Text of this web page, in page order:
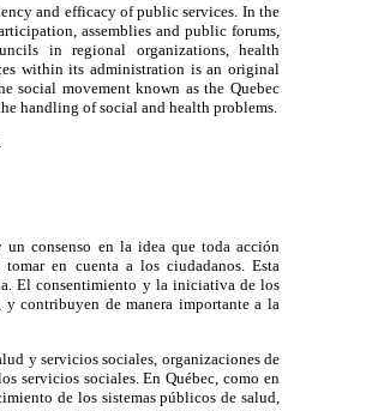
and efficacy of public services. In the
assemblies and public forums,
in regional organizations, health
within its administration is an original
social movement known as the Quebec
handling of social and health problems.
consenso en la idea que toda acción
en cuenta a los ciudadanos. Esta
El consentimiento y la iniciativa de los
y contribuyen de manera importante a la
y servicios sociales, organizaciones de
servicios sociales. En Québec, como en
de los sistemas públicos de salud,